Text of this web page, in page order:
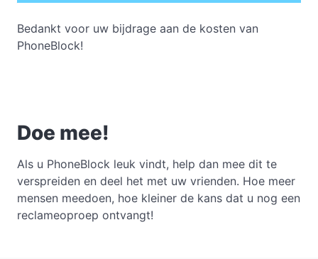
Bedankt voor uw bijdrage aan de kosten van
PhoneBlock!
Doe mee!
Als u PhoneBlock leuk vindt, help dan mee dit te
verspreiden en deel het met uw vrienden. Hoe meer
mensen meedoen, hoe kleiner de kans dat u nog een
reclameoproep ontvangt!